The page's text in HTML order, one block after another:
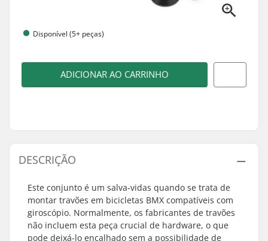
Disponível (5+ peças)
ADICIONAR AO CARRINHO
DESCRIÇÃO
Este conjunto é um salva-vidas quando se trata de
montar travões em bicicletas BMX compatíveis com
giroscópio. Normalmente, os fabricantes de travões
não incluem esta peça crucial de hardware, o que
pode deixá-lo encalhado sem a possibilidade de